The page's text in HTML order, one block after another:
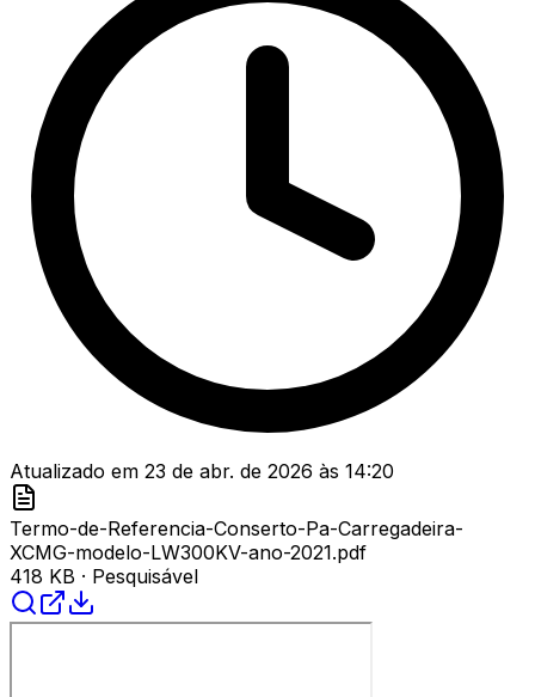
Atualizado em 23 de abr. de 2026 às 14:20
Termo-de-Referencia-Conserto-Pa-Carregadeira-
XCMG-modelo-LW300KV-ano-2021.pdf
418 KB · Pesquisável